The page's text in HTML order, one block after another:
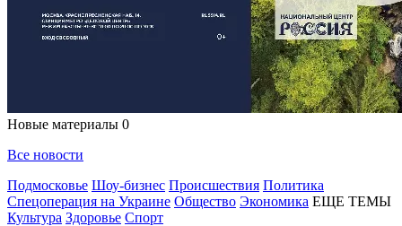
Новые материалы 0
Все новости
Подмосковье Шоу-бизнес Происшествия Политика
Спецоперация на Украине Общество Экономика ЕЩЕ ТЕМЫ
Культура Здоровье Спорт